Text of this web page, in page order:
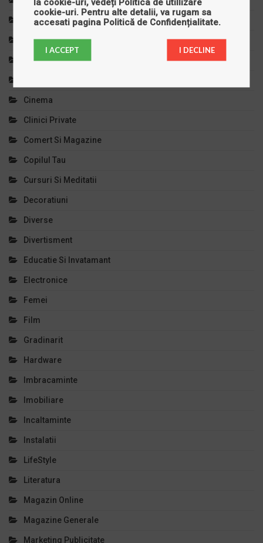
Autoturisme
Bijuterii
Calculatoare
Cinema
Clinici Private
Comert Si Magazine
Copilul Tau
Cursuri Si Meditatii
Decoratiuni
Diverse
Divertisment
Educatie Si Invatamant
Electronice
Femei
Film
Gradinarit
Hardware
Imbracaminte
Imobiliare
Incaltaminte
Instalatii
LifeStyle
Literatura
Magazin Online
Magazine Generale
Marketing Publicitate
cookie-uri. Pentru alte detalii, va rugam sa
accesati pagina Politică de Confidențialitate.
I ACCEPT I DECLINE